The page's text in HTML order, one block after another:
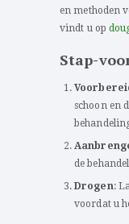
en methoden
vindt u op
Stap-
schoon en
de
Drogen:
voordat u